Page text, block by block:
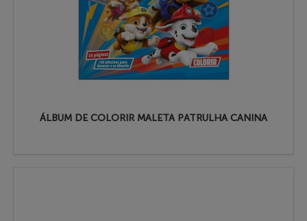
ÁLBUM DE COLORIR MALETA PATRULHA CANINA